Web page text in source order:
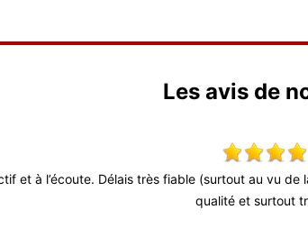
Les avis de
et à l’écoute. Délais très fiable (surtout au vu
qualité et surtout